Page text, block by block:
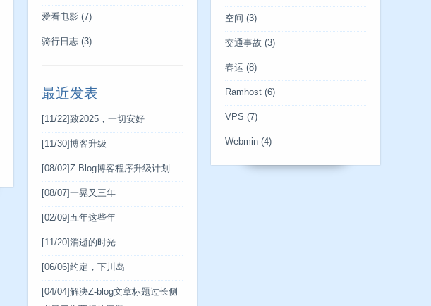
爱看电影 (7)
骑行日志 (3)
最近发表
[11/22] 致2025，一切安好
[11/30] 博客升级
[08/02] Z-Blog博客程序升级计划
[08/07] 一晃又三年
[02/09] 五年这些年
[11/20] 消逝的时光
[06/06] 约定，下川岛
[04/04] 解决Z-blog文章标题过长侧
空间 (3)
交通事故 (3)
春运 (8)
Ramhost (6)
VPS (7)
Webmin (4)